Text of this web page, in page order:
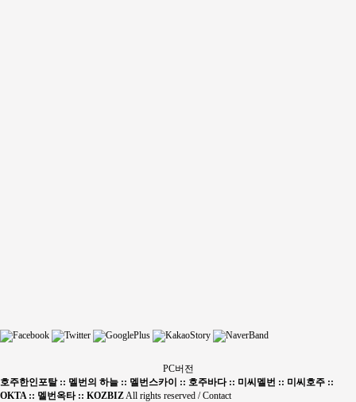
PC버전
호주한인포탈 :: 멜번의 하늘 :: 멜번스카이 :: 호주바다 :: 미씨멜번 :: 미씨호주 ::
OKTA :: 멜번옥타 :: KOZBIZ All rights reserved / Contact